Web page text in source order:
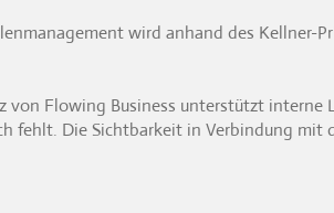
wird anhand des Kellner-
von Flowing Business unterstützt
fehlt. Die Sichtbarkeit in Verbindung mit